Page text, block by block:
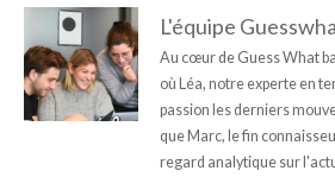
L'équipe
Au cœur de Guess What
où Léa, notre experte en
passion les derniers
que Marc, le fin
regard analytique sur